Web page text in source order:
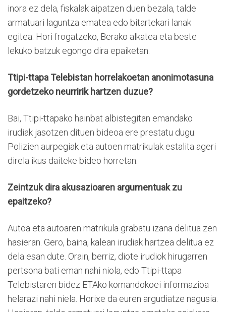
inora ez dela, fiskalak aipatzen duen bezala, talde
armatuari laguntza ematea edo bitartekari lanak
egitea. Hori frogatzeko, Berako alkatea eta beste
lekuko batzuk egongo dira epaiketan.
Ttipi-ttapa Telebistan horrelakoetan anonimotasuna
gordetzeko neurririk hartzen duzue?
Bai, Ttipi-ttapako hainbat albistegitan emandako
irudiak jasotzen dituen bideoa ere prestatu dugu.
Polizien aurpegiak eta autoen matrikulak estalita ageri
direla ikus daiteke bideo horretan.
Zeintzuk dira akusazioaren argumentuak zu
epaitzeko?
Autoa eta autoaren matrikula grabatu izana delitua zen
hasieran. Gero, baina, kalean irudiak hartzea delitua ez
dela esan dute. Orain, berriz, diote irudiok hirugarren
pertsona bati eman nahi niola, edo Ttipi-ttapa
Telebistaren bidez ETAko komandokoei informazioa
helarazi nahi niela. Horixe da euren argudiatze nagusia.